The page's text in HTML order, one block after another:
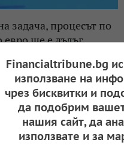
задача, процесът по
евро ще е дълъг
17:07, 18.02.2024
Financialtribune.bg
използване на
чрез бисквитки и
да подобрим
нашия сайт, да
използвате и за